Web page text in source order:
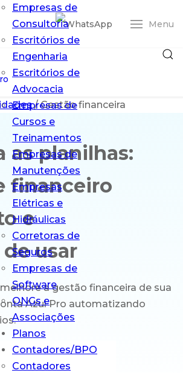
Menu
Empresas de
Consultoria
Escritórios de
Engenharia
Escritórios de
Advocacia
Empresas de
Cursos e
Treinamentos
Empresas de
Manutenções
Empresas
Elétricas e
Hidráulicas
Corretoras de
Seguros
Empresas de
Software
ONGs e
Associações
Planos
Contadores/BPO
Contadores
Entrar
ERP Conta Azul
Conta Azul Mais
/Gestão financeira
as planilhas:
financeiro
e
usar
a gestão financeira de sua
Azul Pro automatizando